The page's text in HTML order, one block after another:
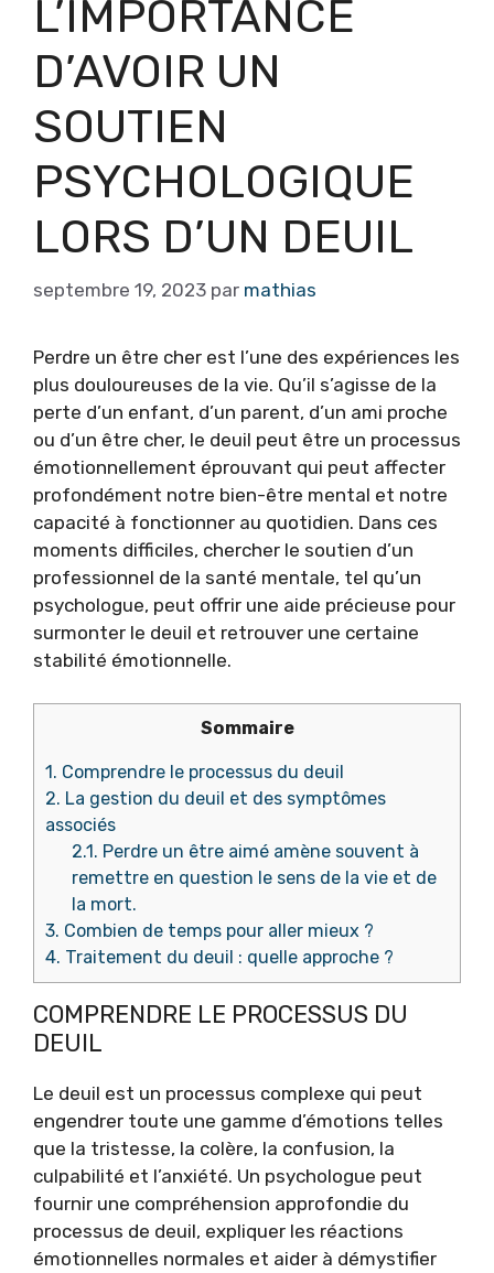
L’IMPORTANCE
D’AVOIR UN
SOUTIEN
PSYCHOLOGIQUE
LORS D’UN DEUIL
septembre 19, 2023 par mathias
Perdre un être cher est l’une des expériences les
plus douloureuses de la vie. Qu’il s’agisse de la
perte d’un enfant, d’un parent, d’un ami proche
ou d’un être cher, le deuil peut être un processus
émotionnellement éprouvant qui peut affecter
profondément notre bien-être mental et notre
capacité à fonctionner au quotidien. Dans ces
moments difficiles, chercher le soutien d’un
professionnel de la santé mentale, tel qu’un
psychologue, peut offrir une aide précieuse pour
surmonter le deuil et retrouver une certaine
stabilité émotionnelle.
Sommaire
1. Comprendre le processus du deuil
2. La gestion du deuil et des symptômes
associés
2.1. Perdre un être aimé amène souvent à
remettre en question le sens de la vie et de
la mort.
3. Combien de temps pour aller mieux ?
4. Traitement du deuil : quelle approche ?
COMPRENDRE LE PROCESSUS DU
DEUIL
Le deuil est un processus complexe qui peut
engendrer toute une gamme d’émotions telles
que la tristesse, la colère, la confusion, la
culpabilité et l’anxiété. Un psychologue peut
fournir une compréhension approfondie du
processus de deuil, expliquer les réactions
émotionnelles normales et aider à démystifier